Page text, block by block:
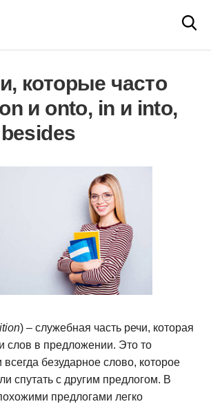
которые часто
и onto, in и into,
) – служебная часть речи, которая
слов в предложении. Это то
всегда безударное слово, которое
спутать с другим предлогом. В
предлогами легко